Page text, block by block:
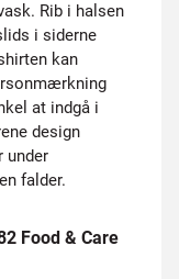
Rib i halsen
i siderne
kan
at indgå i
design
under
falder.
Food & Care